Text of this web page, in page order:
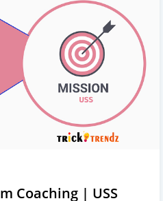
Coaching | USS